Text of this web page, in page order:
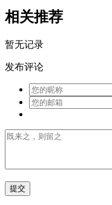
相关推荐
暂无记录
发布评论